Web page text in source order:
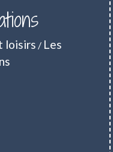
loisirs / Les